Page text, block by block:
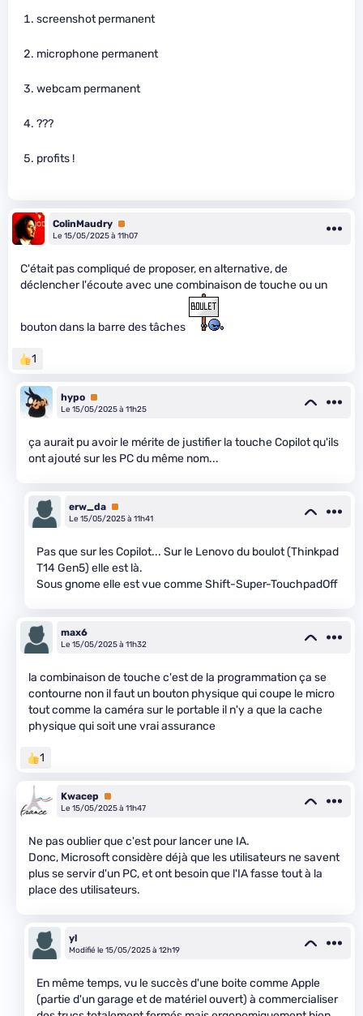
screenshot permanent
microphone permanent
webcam permanent
???
profits !
ColinMaudry Premium
Le 15/05/2025 à 11h07
C'était pas compliqué de proposer, en alternative, de
déclencher l'écoute avec une combinaison de touche ou un
bouton dans la barre des tâches
1
hypo Premium
Le 15/05/2025 à 11h25
ça aurait pu avoir le mérite de justifier la touche Copilot qu'ils
ont ajouté sur les PC du même nom...
erw_da Premium
Le 15/05/2025 à 11h41
Pas que sur les Copilot... Sur le Lenovo du boulot (Thinkpad
T14 Gen5) elle est là.
Sous gnome elle est vue comme Shift-Super-TouchpadOff
max6
Le 15/05/2025 à 11h32
la combinaison de touche c'est de la programmation ça se
contourne non il faut un bouton physique qui coupe le micro
tout comme la caméra sur le portable il n'y a que la cache
physique qui soit une vrai assurance
1
Kwacep
Premium
Le 15/05/2025 à 11h47
Ne pas oublier que c'est pour lancer une IA.
Donc, Microsoft considère déjà que les utilisateurs ne savent
plus se servir d'un PC, et ont besoin que l'IA fasse tout à la
place des utilisateurs.
yl
Modifié le 15/05/2025 à 12h19
En même temps, vu le succès d'une boite comme Apple
(partie d'un garage et de matériel ouvert) à commercialiser